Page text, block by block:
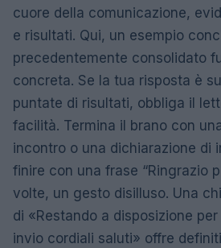
cuore della comunicazione,
e risultati. Qui, un esempio
precedentemente consolidato
concreta. Se la tua risposta è
puntate di risultati, obbliga il
facilità. Termina il brano con
incontro o una dichiarazione di
finire con una frase “Ringrazio
volte, un gesto disilluso. Una
di «Restando a disposizione
invio cordiali saluti» offre